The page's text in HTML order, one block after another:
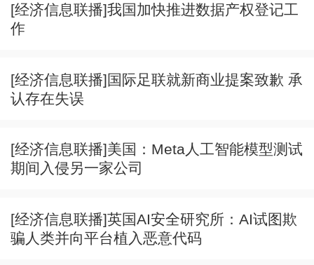
[经济信息联播]我国加快推进数据产权登记工
作
[经济信息联播]国际足联就新商业提案致歉 承
认存在失误
[经济信息联播]美国：Meta人工智能模型测试
期间入侵另一家公司
[经济信息联播]英国AI安全研究所：AI试图欺
骗人类并向平台植入恶意代码